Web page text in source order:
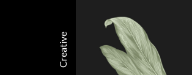
Creative